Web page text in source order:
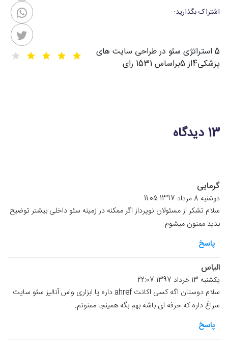
اشتراک بگذارید:
5 استراتژی سئو در طراحی سایت های
پزشکی4از5براساس1531 رای
13 دیدگاه
گرمایی
دوشنبه 8 مرداد 1397 11:05
سلام تشکر از مسئولان نوپرداز اگر ممکنه در زمینه سئو داخلی بیشتر توضیح
بدید ممنون میشوم.
پاسخ
الیاس
یکشنبه 13 خرداد 1397 22:07
سلام دوستان اگه کسی اکانت ahref داره یا ابزاری واس آنالیز سئو سایت
سراغ داره که حرفه ای باشه بهم بگه همینجا ممنونم.
پاسخ